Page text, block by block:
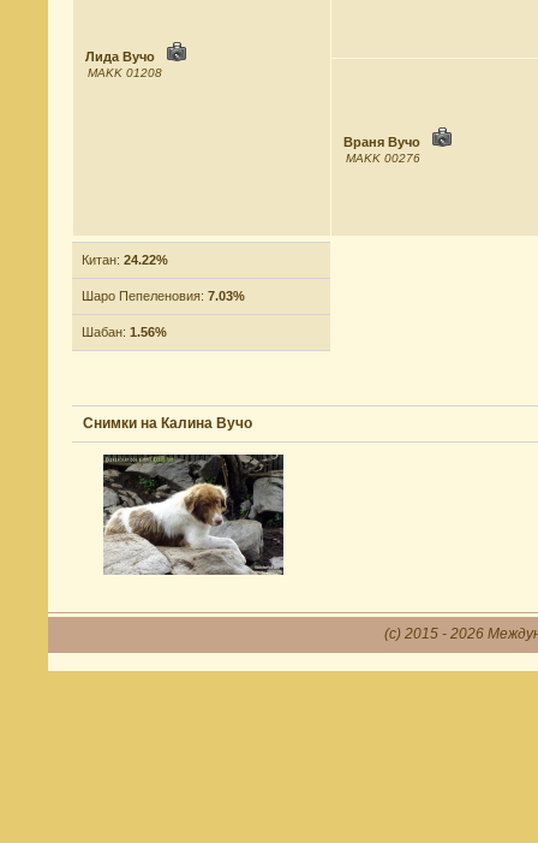
Лида Вучо
MAKK 01208
Враня Вучо
MAKK 00276
Китан: 24.22%
Шаро Пепеленовия: 7.03%
Шабан: 1.56%
Снимки на Калина Вучо
(c) 2015 - 2026